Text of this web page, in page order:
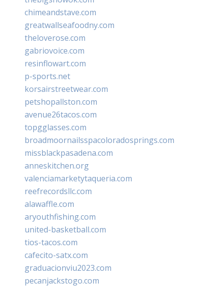
chimeandstave.com
greatwallseafoodny.com
theloverose.com
gabriovoice.com
resinflowart.com
p-sports.net
korsairstreetwear.com
petshopallston.com
avenue26tacos.com
topgglasses.com
broadmoornailsspacoloradosprings.com
missblackpasadena.com
anneskitchen.org
valenciamarketytaqueria.com
reefrecordsllc.com
alawaffle.com
aryouthfishing.com
united-basketball.com
tios-tacos.com
cafecito-satx.com
graduacionviu2023.com
pecanjackstogo.com